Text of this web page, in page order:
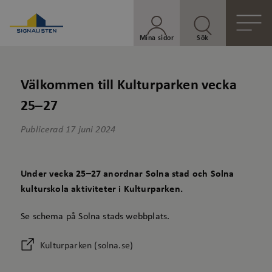
Mina sidor Sök
Välkommen till Kulturparken vecka
25–27
Publicerad 17 juni 2024
Under vecka 25–27 anordnar Solna stad och Solna
kulturskola aktiviteter i Kulturparken.
Se schema på Solna stads webbplats.
Kulturparken (solna.se)